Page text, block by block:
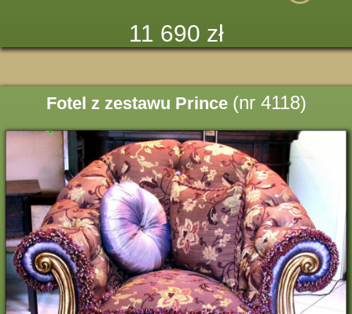
11 690 zł
Fotel z zestawu Prince (nr 4118)